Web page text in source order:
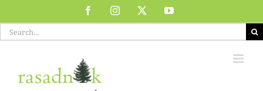
content
FacebookInstagram YouTube
Search
for: